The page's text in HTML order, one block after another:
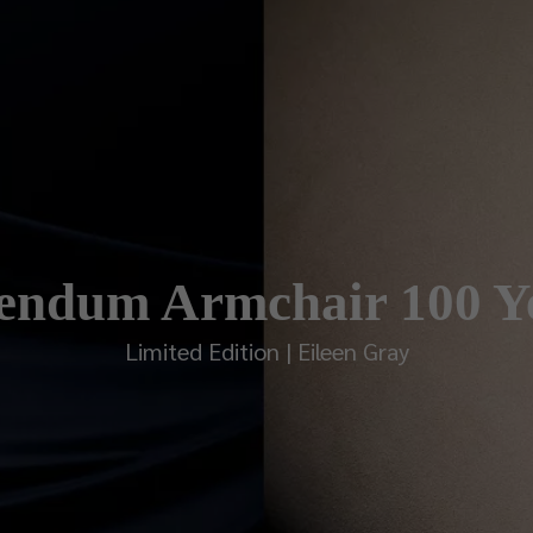
Armchair 100
Limited Edition | Eileen Gray